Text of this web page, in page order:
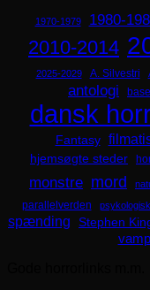
1970-1979 1980-
2010-2014
2025-2029 A. Silvestri
antologi
dansk
Fantasy
hjemsøgte steder
monstre mord
parallelverden
spænding Stephen